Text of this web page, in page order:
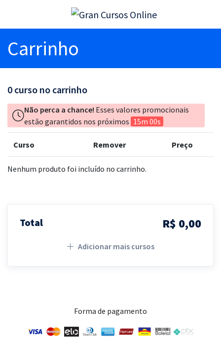
Carrinho
0 curso no carrinho
Não perca a chance! Esses valores promocionais
estão garantidos nos próximos 15m 00s
Curso Remover Preço
Nenhum produto foi incluído no carrinho.
Total R$ 0,00
Adicionar mais cursos
Forma de pagamento